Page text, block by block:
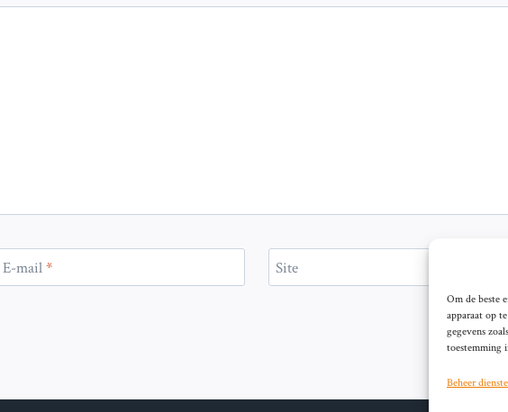
Om de beste
apparaat op
gegevens
toestemming
Beheer
E-mail* Site